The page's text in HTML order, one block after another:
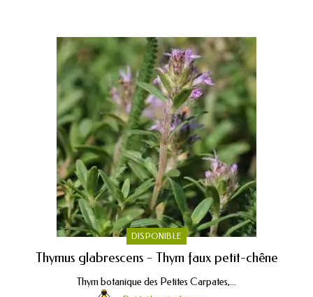
DISPONIBLE
Thymus glabrescens - Thym faux petit-chêne
Thym botanique des Petites Carpates,...